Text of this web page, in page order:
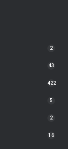
2
43
422
5
2
16